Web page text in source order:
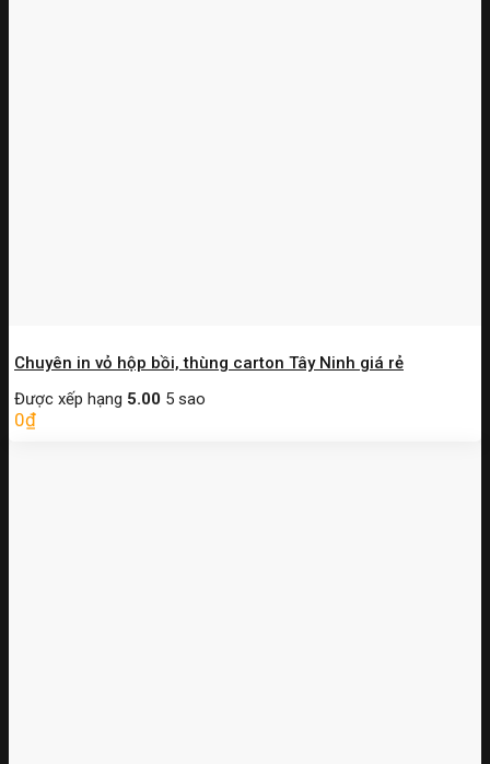
Chuyên in vỏ hộp bồi, thùng carton Tây Ninh giá rẻ
Được xếp hạng 5.00 5 sao
0₫